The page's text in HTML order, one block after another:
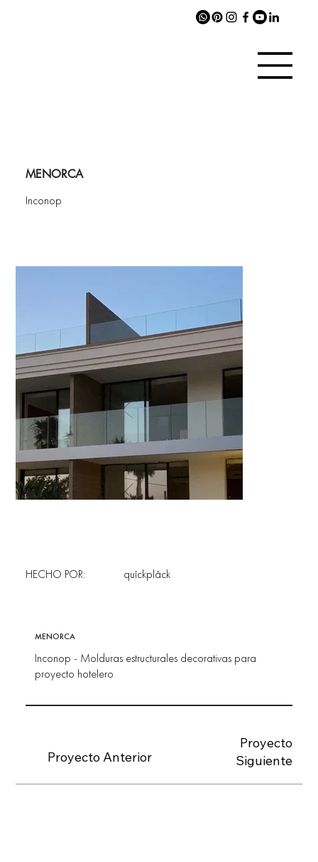
MENORCA
Inconop
Proyecto
Siguiente
Proyecto Anterior
quîckplâck
HECHO POR:
MENORCA
Inconop - Molduras estructurales decorativas para
proyecto hotelero